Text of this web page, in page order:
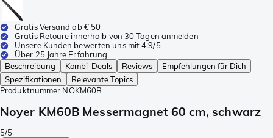
Gratis Versand ab € 50
Gratis Retoure innerhalb von 30 Tagen anmelden
Unsere Kunden bewerten uns mit 4,9/5
Über 25 Jahre Erfahrung
Beschreibung
Kombi-Deals Reviews
Empfehlungen für Dich
Spezifikationen
Relevante Topics
Produktnummer NOKM60B
Noyer KM60B Messermagnet 60 cm, schwarz
5/5